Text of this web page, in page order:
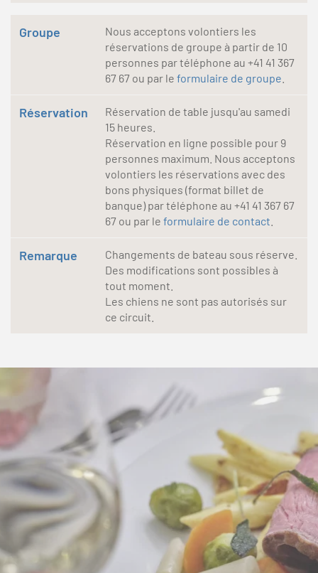
Groupe
Nous acceptons volontiers les
réservations de groupe à partir de 10
personnes par téléphone au +41 41 367
67 67 ou par le formulaire de groupe
Réservation
Réservation de table jusqu'au samedi
15 heures.
Réservation en ligne possible pour 9
personnes maximum. Nous acceptons
volontiers les réservations avec des
bons physiques (format billet de
banque) par téléphone au +41 41 367 67
67 ou par le formulaire de contact
Remarque
Changements de bateau sous réserve.
Des modifications sont possibles à
tout moment.
Les chiens ne sont pas autorisés sur
ce circuit.